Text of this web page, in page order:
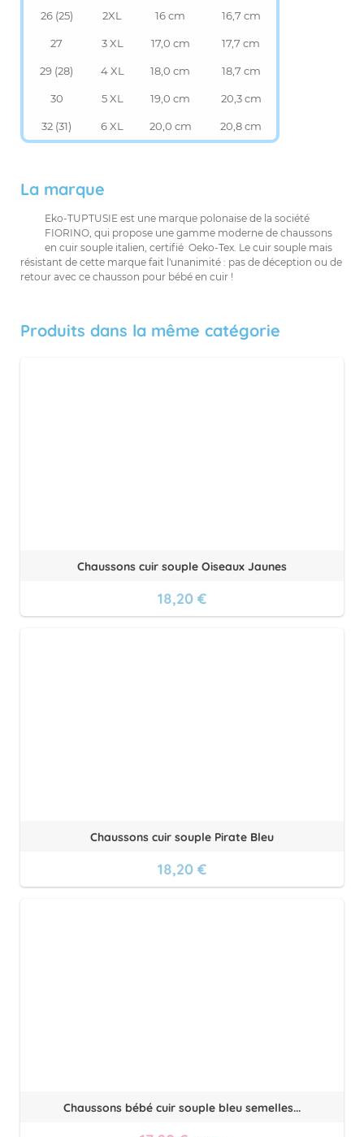
26 (25) 2XL 16 cm 16,7 cm
27 3 XL 17,0 cm 17,7 cm
29 (28) 4 XL 18,0 cm 18,7 cm
30 5 XL 19,0 cm 20,3 cm
32 (31) 6 XL 20,0 cm 20,8 cm
La marque
Eko-TUPTUSIE est une marque polonaise de la société
FIORINO, qui propose une gamme moderne de chaussons
en cuir souple italien, certifié Oeko-Tex. Le cuir souple mais
résistant de cette marque fait l'unanimité : pas de déception ou de
retour avec ce chausson pour bébé en cuir !
Produits dans la même catégorie
Chaussons cuir souple Oiseaux Jaunes
18,20 €
Chaussons cuir souple Pirate Bleu
18,20 €
Chaussons bébé cuir souple bleu semelles...